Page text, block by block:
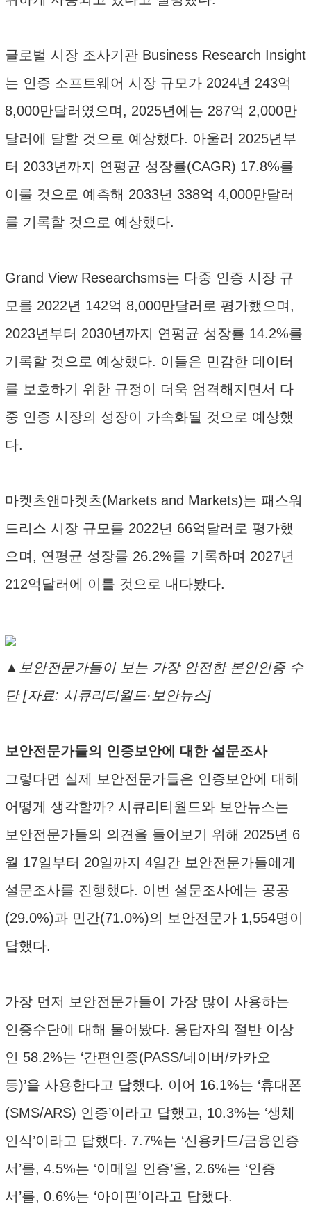
글로벌 시장 조사기관 Business Research Insight
는 인증 소프트웨어 시장 규모가 2024년 243억
8,000만달러였으며, 2025년에는 287억 2,000만
달러에 달할 것으로 예상했다. 아울러 2025년부
터 2033년까지 연평균 성장률(CAGR) 17.8%를
이룰 것으로 예측해 2033년 338억 4,000만달러
를 기록할 것으로 예상했다.
Grand View Researchsms는 다중 인증 시장 규
모를 2022년 142억 8,000만달러로 평가했으며,
2023년부터 2030년까지 연평균 성장률 14.2%를
기록할 것으로 예상했다. 이들은 민감한 데이터
를 보호하기 위한 규정이 더욱 엄격해지면서 다
중 인증 시장의 성장이 가속화될 것으로 예상했
다.
마켓츠앤마켓츠(Markets and Markets)는 패스워
드리스 시장 규모를 2022년 66억달러로 평가했
으며, 연평균 성장률 26.2%를 기록하며 2027년
212억달러에 이를 것으로 내다봤다.
▲보안전문가들이 보는 가장 안전한 본인인증 수
단 [자료: 시큐리티월드·보안뉴스]
보안전문가들의 인증보안에 대한 설문조사
그렇다면 실제 보안전문가들은 인증보안에 대해
어떻게 생각할까? 시큐리티월드와 보안뉴스는
보안전문가들의 의견을 들어보기 위해 2025년 6
월 17일부터 20일까지 4일간 보안전문가들에게
설문조사를 진행했다. 이번 설문조사에는 공공
(29.0%)과 민간(71.0%)의 보안전문가 1,554명이
답했다.
가장 먼저 보안전문가들이 가장 많이 사용하는
인증수단에 대해 물어봤다. 응답자의 절반 이상
인 58.2%는 ‘간편인증(PASS/네이버/카카오
등)’을 사용한다고 답했다. 이어 16.1%는 ‘휴대폰
(SMS/ARS) 인증’이라고 답했고, 10.3%는 ‘생체
인식’이라고 답했다. 7.7%는 ‘신용카드/금융인증
서’를, 4.5%는 ‘이메일 인증’을, 2.6%는 ‘인증
서’를, 0.6%는 ‘아이핀’이라고 답했다.